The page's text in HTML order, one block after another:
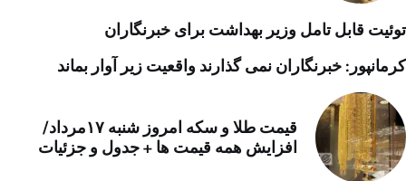
توئیت قابل تامل وزیر بهداشت برای خبرنگاران
کرمانپور: خبرنگاران نمی گذارند واقعیت زیر آوار بماند
قیمت طلا و سکه امروز شنبه ۱۷مرداد/
افزایش همه قیمت ها + جدول و جزئیات